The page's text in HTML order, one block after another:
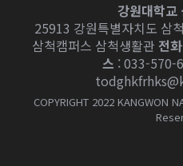
강원대학교
25913 강원특별자치도 삼
삼척캠퍼스 삼척생활관 전
스 : 033-570-
COPYRIGHT 2022 KANGWON